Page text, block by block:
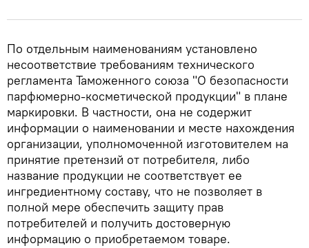
По отдельным наименованиям установлено
несоответствие требованиям технического
регламента Таможенного союза "О безопасности
парфюмерно-косметической продукции" в плане
маркировки. В частности, она не содержит
информации о наименовании и месте нахождения
организации, уполномоченной изготовителем на
принятие претензий от потребителя, либо
название продукции не соответствует ее
ингредиентному составу, что не позволяет в
полной мере обеспечить защиту прав
потребителей и получить достоверную
информацию о приобретаемом товаре.